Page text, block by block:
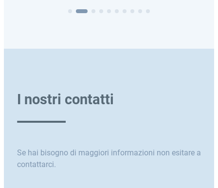
I nostri contatti
Se hai bisogno di maggiori informazioni non esitare a
contattarci.